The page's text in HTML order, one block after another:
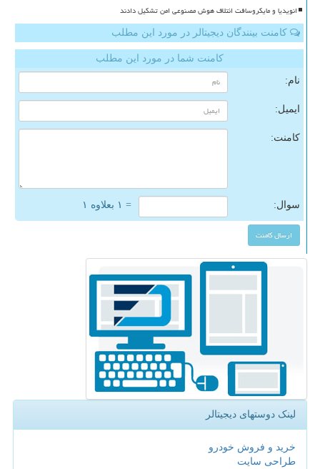
انویدیا و مایکروسافت ائتلاف هوش مصنوعی امن تشکیل دادند
کامنت بینندگان دیجیتالر در مورد این مطلب
کامنت شما در مورد این مطلب
نام:
ایمیل:
کامنت:
سوال: = ۱ بعلاوه ۱
لینک دوستهای دیجیتالر
خرید و فروش خودرو
طراحی سایت